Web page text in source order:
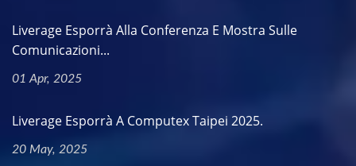
Liverage Esporrà Alla Conferenza E Mostra Sulle
Comunicazioni...
01 Apr, 2025
Liverage Esporrà A Computex Taipei 2025.
20 May, 2025